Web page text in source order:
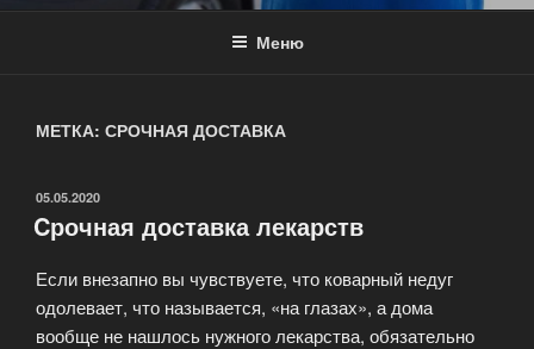
Меню
МЕТКА: СРОЧНАЯ ДОСТАВКА
ОПУБЛИКОВАНО
05.05.2020
Cрочная доставка лекарств
Если внезапно вы чувствуете, что коварный недуг
одолевает, что называется, «на глазах», а дома
вообще не нашлось нужного лекарства, обязательно